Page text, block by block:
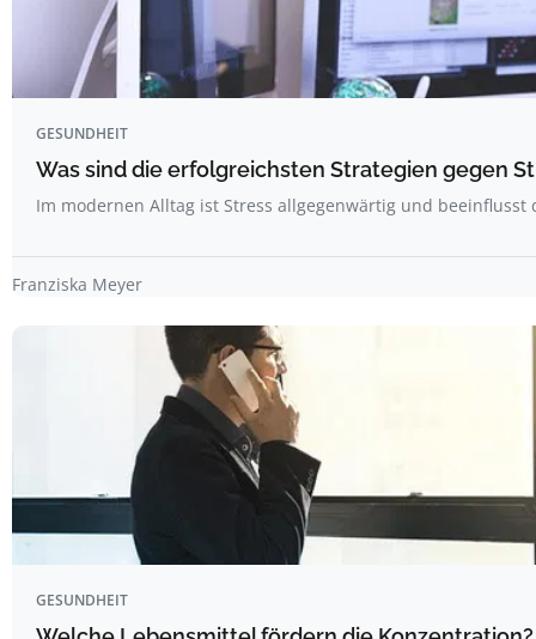
GESUNDHEIT
Was sind die erfolgreichsten Strategien gegen
Im modernen Alltag ist Stress allgegenwärtig und
Franziska Meyer
GESUNDHEIT